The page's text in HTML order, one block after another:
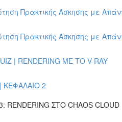
Πρακτικής Άσκησης με
Πρακτικής Άσκησης με
| RENDERING ΜΕ ΤΟ V-RAY
ΚΕΦΑΛΑΙΟ 2
RENDERING ΣΤΟ CHAOS CLOUD